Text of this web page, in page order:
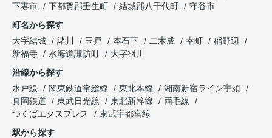
下妻市
下都賀郡壬生町 結城郡八千代町
守谷市
町名から探す
大字結城
諸川 玉戸 本石下 二木成 幸町
稲野辺
新福寺
水海道諏訪町
大字羽川
沿線から探す
水戸線
関東鉄道常総線 東北本線
湘南新宿ライン宇須
真岡鉄道
東武日光線 東北新幹線
両毛線
つくばエクスプレス
東武宇都宮線
駅から探す